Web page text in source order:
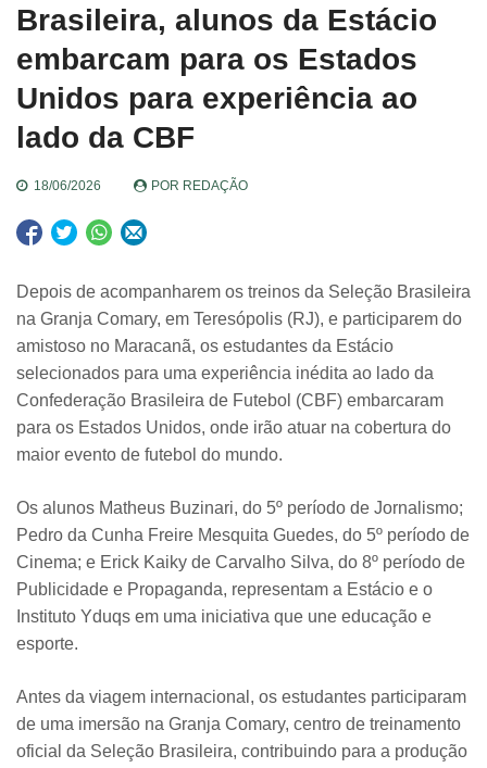
Brasileira, alunos da Estácio
embarcam para os Estados
Unidos para experiência ao
lado da CBF
18/06/2026 POR REDAÇÃO
Depois de acompanharem os treinos da Seleção Brasileira
na Granja Comary, em Teresópolis (RJ), e participarem do
amistoso no Maracanã, os estudantes da Estácio
selecionados para uma experiência inédita ao lado da
Confederação Brasileira de Futebol (CBF) embarcaram
para os Estados Unidos, onde irão atuar na cobertura do
maior evento de futebol do mundo.
Os alunos Matheus Buzinari, do 5º período de Jornalismo;
Pedro da Cunha Freire Mesquita Guedes, do 5º período de
Cinema; e Erick Kaiky de Carvalho Silva, do 8º período de
Publicidade e Propaganda, representam a Estácio e o
Instituto Yduqs em uma iniciativa que une educação e
esporte.
Antes da viagem internacional, os estudantes participaram
de uma imersão na Granja Comary, centro de treinamento
oficial da Seleção Brasileira, contribuindo para a produção